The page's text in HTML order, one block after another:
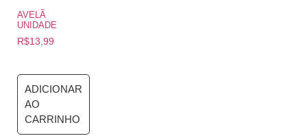
AVELÃ
UNIDADE
R$13,99
ADICIONAR
AO
CARRINHO